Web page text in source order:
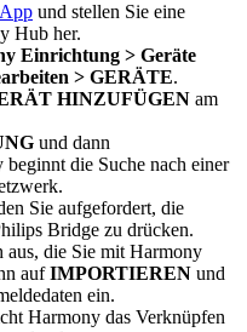
und stellen Sie eine
Hub her.
Einrichtung > Geräte
> GERÄTE.
HINZUFÜGEN am
und dann
beginnt die Suche nach einer
Sie aufgefordert, die
Bridge zu drücken.
aus, die Sie mit Harmony
aufIMPORTIEREN und
ein.
Harmony das Verknüpfen